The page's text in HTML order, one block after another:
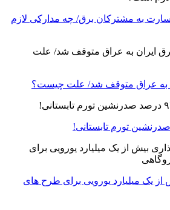
به مشترکان برق/ چه مدارکی لازم
به عراق متوقف شد/ علت چیست؟
یک میلیارد یورویی برای طرح های